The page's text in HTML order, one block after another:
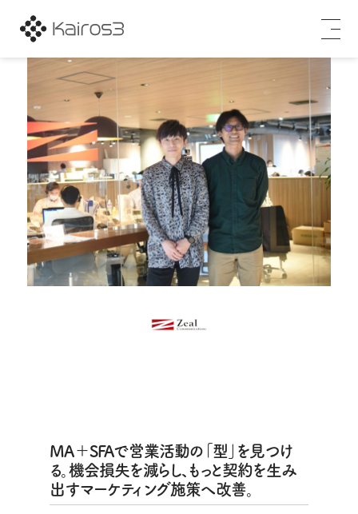
MA＋SFAで営業活動の「型」を見つけ
る。機会損失を減らし、もっと契約を生み
出すマーケティング施策へ改善。